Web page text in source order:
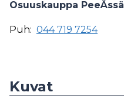
Osuuskauppa PeeÄssä
Puh: 044 719 7254
Kuvat